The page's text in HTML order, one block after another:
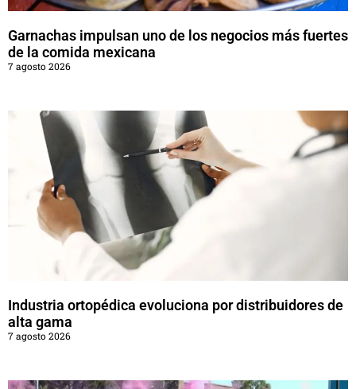
Garnachas impulsan uno de los negocios más fuertes
de la comida mexicana
7 agosto 2026
Industria ortopédica evoluciona por distribuidores de
alta gama
7 agosto 2026